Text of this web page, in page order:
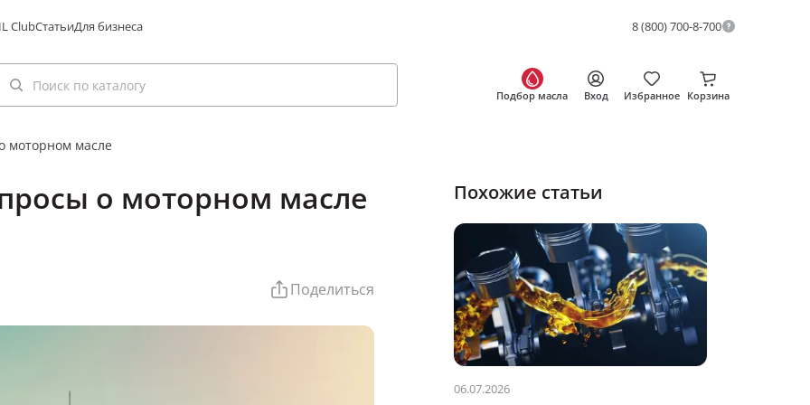
ClubСтатьиДля бизнеса 8 (800) 700-8-700
Подбор масла Вход Избранное Корзина
моторном масле
о моторном масле
Поделиться
Похожие статьи
06.07.2026